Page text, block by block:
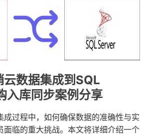
云数据集成到SQL
入库同步案例分享
成过程中，如何确保数据的准确性与实
面临的重大挑战。本文将详细介绍一个